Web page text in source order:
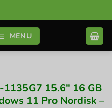
MENU
15.6″ 16 GB
11 Pro Nordisk –